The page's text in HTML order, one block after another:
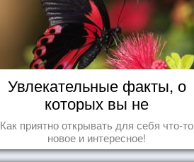
Увлекательные факты, о
которых вы не
догадывались!
Как приятно открывать для себя что-то
новое и интересное!